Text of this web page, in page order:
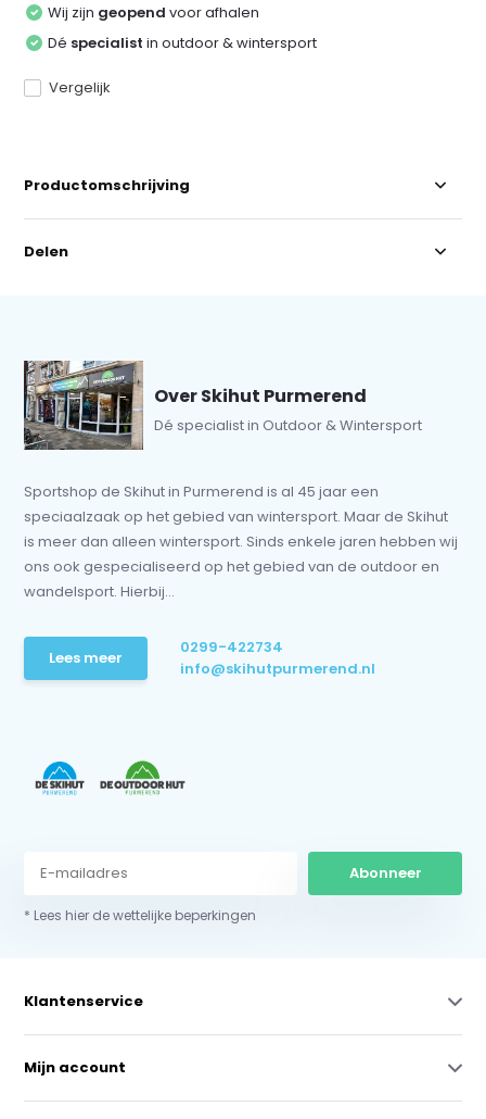
Wij zijn geopend voor afhalen
Dé specialist in outdoor & wintersport
Vergelijk
Productomschrijving
Delen
Over Skihut Purmerend
Dé specialist in Outdoor & Wintersport
Sportshop de Skihut in Purmerend is al 45 jaar een
speciaalzaak op het gebied van wintersport. Maar de Skihut
is meer dan alleen wintersport. Sinds enkele jaren hebben wij
ons ook gespecialiseerd op het gebied van de outdoor en
wandelsport. Hierbij...
Lees meer
0299-422734
info@skihutpurmerend.nl
Abonneer
* Lees hier de wettelijke beperkingen
Klantenservice
Mijn account